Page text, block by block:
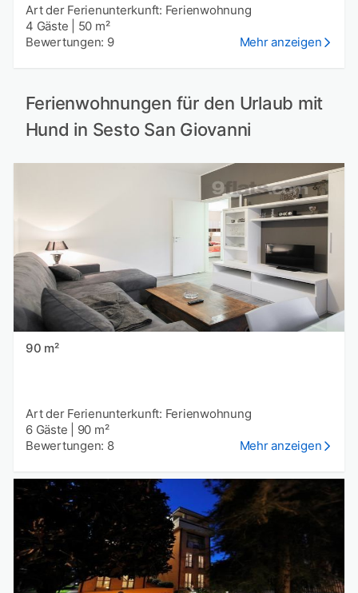
Art der Ferienunterkunft: Ferienwohnung
4 Gäste
50 m²
Bewertungen: 9
Mehr anzeigen
Ferienwohnungen für den Urlaub mit
Hund in Sesto San Giovanni
90 m²
Art der Ferienunterkunft: Ferienwohnung
6 Gäste
90 m²
Bewertungen: 8
Mehr anzeigen